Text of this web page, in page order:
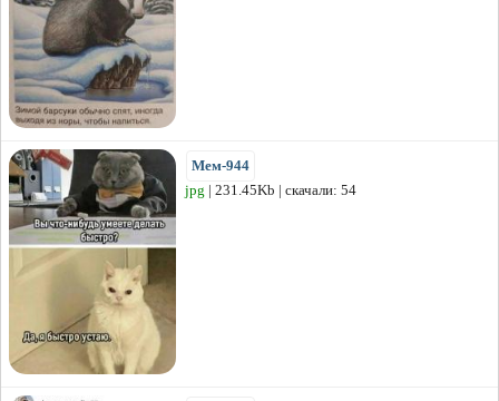
Мем-944
jpg | 231.45Kb | скачали: 54